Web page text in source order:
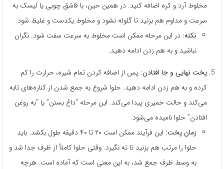
مخلوط آرد و کره اضافه کنید. در همین حین، با قاشق چوبی یا لیسک به
سرعت و مداوم هم بزنید تا گلوله نشود و مخلوط یکدست و غلیظ شود.
نکته: در این مرحله ممکن است مخلوط به سرعت سفت شود. نگران
نباشید و به هم زدن ادامه دهید.
پخت نهایی و جا افتادن: پس از اضافه کردن تمام شیره، حرارت را کم
کرده و به هم زدن ادامه دهید. حلوا شروع به جمع شدن از کناره‌های تابه
می‌کند و حالت خمیری پیدا می‌کند. این مرحله “داغ بستن” یا “به روغن
افتادن” حلوا نامیده می‌شود.
زمان پخت:
این فرآیند ممکن است ۲۰ تا ۴۰ دقیقه طول بکشد. باید
حلوا را مرتب هم بزنید تا ته نگیرد. وقتی حلوا کاملاً از ظرف جدا شد و
به وسط ظرف جمع شد، به این معنی است که آماده است. هرچه